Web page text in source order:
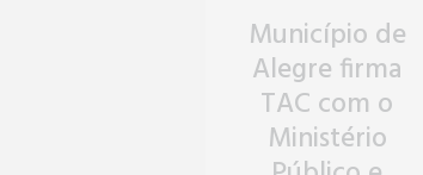
Município de
Alegre firma
TAC com o
Ministério